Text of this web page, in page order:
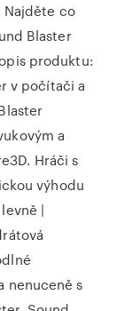
Najděte co
Blaster
produktu:
v počítači a
a
Hráči s
výhodu
|
nenuceně s